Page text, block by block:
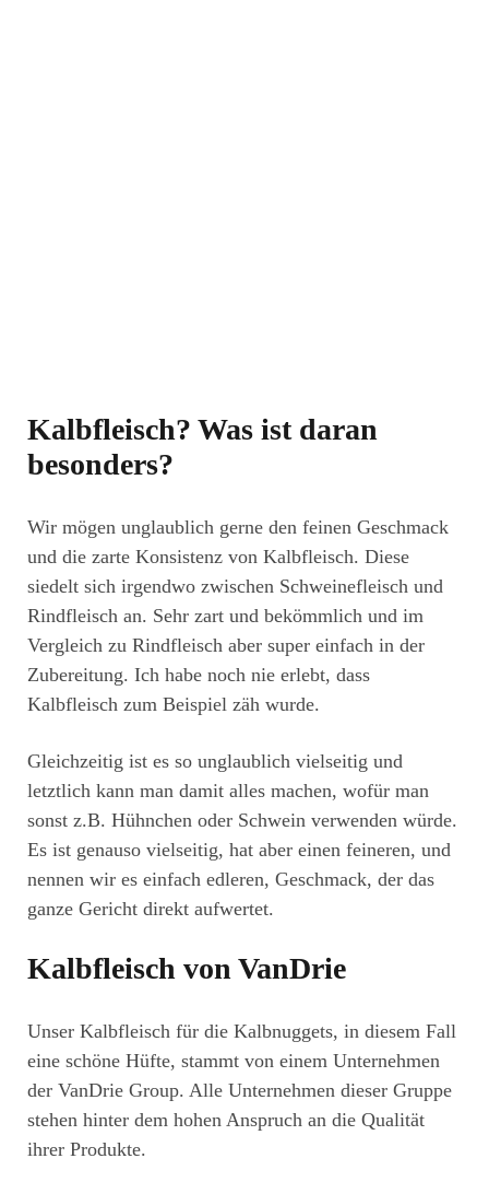
Kalbfleisch? Was ist daran
besonders?
Wir mögen unglaublich gerne den feinen Geschmack
und die zarte Konsistenz von Kalbfleisch. Diese
siedelt sich irgendwo zwischen Schweinefleisch und
Rindfleisch an. Sehr zart und bekömmlich und im
Vergleich zu Rindfleisch aber super einfach in der
Zubereitung. Ich habe noch nie erlebt, dass
Kalbfleisch zum Beispiel zäh wurde.
Gleichzeitig ist es so unglaublich vielseitig und
letztlich kann man damit alles machen, wofür man
sonst z.B. Hühnchen oder Schwein verwenden würde.
Es ist genauso vielseitig, hat aber einen feineren, und
nennen wir es einfach edleren, Geschmack, der das
ganze Gericht direkt aufwertet.
Kalbfleisch von VanDrie
Unser Kalbfleisch für die Kalbnuggets, in diesem Fall
eine schöne Hüfte, stammt von einem Unternehmen
der VanDrie Group. Alle Unternehmen dieser Gruppe
stehen hinter dem hohen Anspruch an die Qualität
ihrer Produkte.